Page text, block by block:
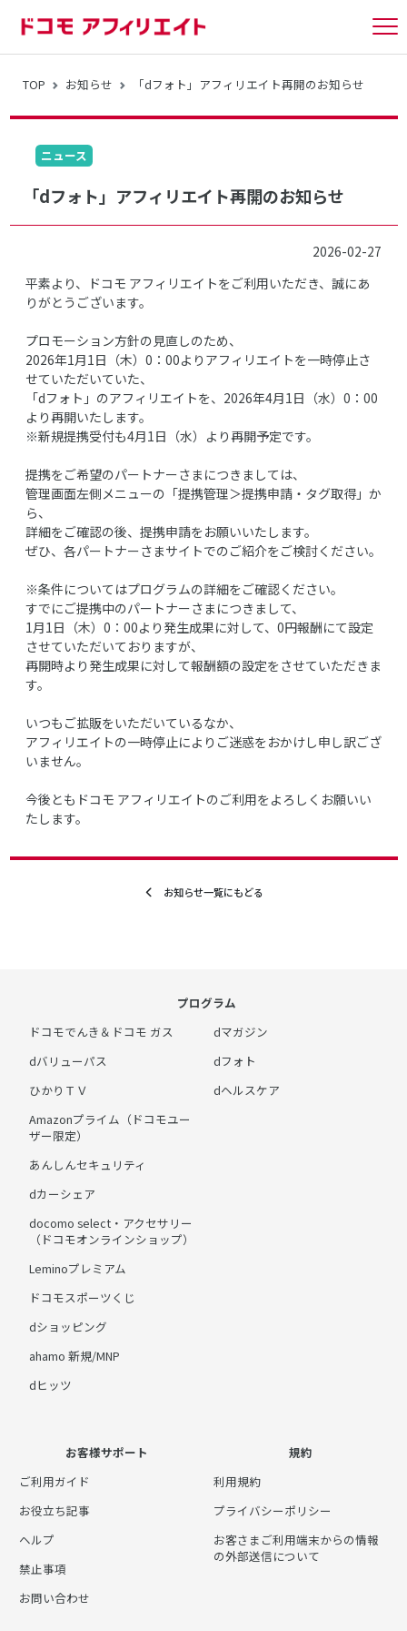
TOP お知らせ 「dフォト」アフィリエイト再開のお知らせ
ニュース
「dフォト」アフィリエイト再開のお知らせ
2026-02-27
平素より、ドコモ アフィリエイトをご利用いただき、誠にあ
りがとうございます。
プロモーション方針の見直しのため、
2026年1月1日（木）0：00よりアフィリエイトを一時停止さ
せていただいていた、
「dフォト」のアフィリエイトを、2026年4月1日（水）0：00
より再開いたします。
※新規提携受付も4月1日（水）より再開予定です。
提携をご希望のパートナーさまにつきましては、
管理画面左側メニューの「提携管理＞提携申請・タグ取得」か
ら、
詳細をご確認の後、提携申請をお願いいたします。
ぜひ、各パートナーさまサイトでのご紹介をご検討ください。
※条件についてはプログラムの詳細をご確認ください。
すでにご提携中のパートナーさまにつきまして、
1月1日（木）0：00より発生成果に対して、0円報酬にて設定
させていただいておりますが、
再開時より発生成果に対して報酬額の設定をさせていただきま
す。
いつもご拡販をいただいているなか、
アフィリエイトの一時停止によりご迷惑をおかけし申し訳ござ
いません。
今後ともドコモ アフィリエイトのご利用をよろしくお願いい
たします。
お知らせ一覧にもどる
プログラム
ドコモでんき＆ドコモ ガス
dバリューパス
ひかりＴＶ
Amazonプライム（ドコモユー
ザー限定）
あんしんセキュリティ
dカーシェア
docomo select・アクセサリー
（ドコモオンラインショップ）
Leminoプレミアム
ドコモスポーツくじ
dショッピング
ahamo 新規/MNP
dヒッツ
dマガジン
dフォト
dヘルスケア
お客様サポート
ご利用ガイド
お役立ち記事
ヘルプ
禁止事項
お問い合わせ
規約
利用規約
プライバシーポリシー
お客さまご利用端末からの情報
の外部送信について